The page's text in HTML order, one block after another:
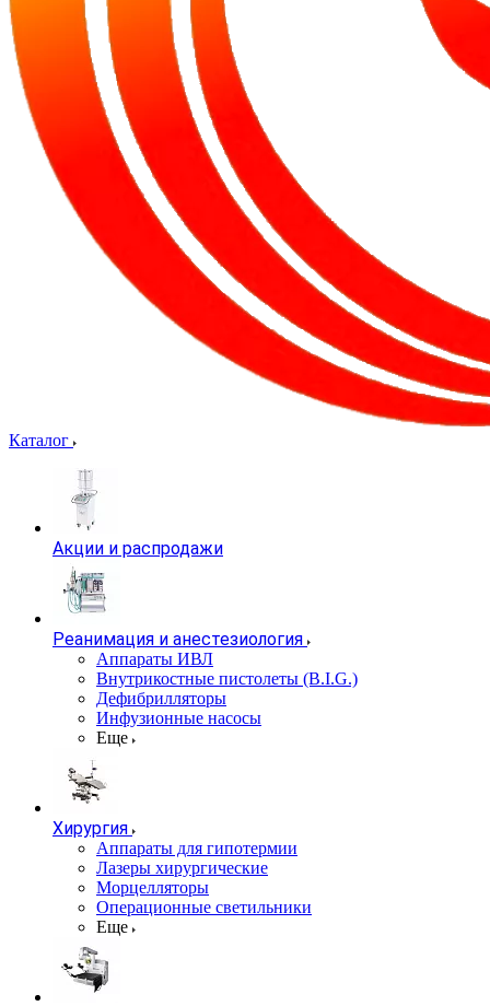
Каталог
Акции и распродажи
Реанимация и анестезиология
Аппараты ИВЛ
Внутрикостные пистолеты (B.I.G.)
Дефибрилляторы
Инфузионные насосы
Еще
Хирургия
Аппараты для гипотермии
Лазеры хирургические
Морцелляторы
Операционные светильники
Еще